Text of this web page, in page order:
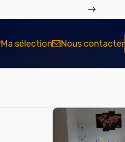
Ma sélection Nous contacter